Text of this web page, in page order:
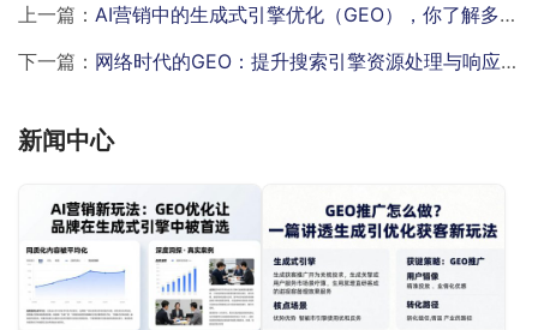
上一篇： AI营销中的生成式引擎优化（GEO），你了解多少？
下一篇： 网络时代的GEO：提升搜索引擎资源处理与响应效率的关键
新闻中心